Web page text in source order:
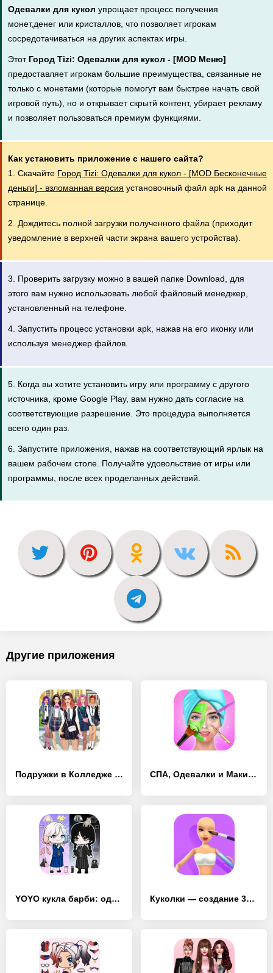
Одевалки для кукол упрощает процесс получения
монет,денег или кристаллов, что позволяет игрокам
сосредотачиваться на других аспектах игры.
Этот Город Tizi: Одевалки для кукол - [MOD Меню]
предоставляет игрокам большие преимущества, связанные не
только с монетами (которые помогут вам быстрее начать свой
игровой путь), но и открывает скрытй контент, убирает рекламу
и позволяет пользоваться премиум функциями.
Как установить приложение с нашего сайта?
1. Скачайте Город Tizi: Одевалки для кукол - [MOD Бесконечные
деньги] - взломанная версия установочный файл apk на данной
странице.
2. Дождитесь полной загрузки полученного файла (приходит
уведомление в верхней части экрана вашего устройства).
3. Проверить загрузку можно в вашей папке Download, для
этого вам нужно использовать любой файловый менеджер,
установленный на телефоне.
4. Запустить процесс установки apk, нажав на его иконку или
используя менеджер файлов.
5. Когда вы хотите установить игру или программу с другого
источника, кроме Google Play, вам нужно дать согласие на
соответствующие разрешение. Это процедура выполняется
всего один раз.
6. Запустите приложения, нажав на соответствующий ярлык на
вашем рабочем столе. Получайте удовольствие от игры или
программы, после всех проделанных действий.
Другие приложения
Подружки в Колледже - Одевалки - [MOD Много монет] СПА, Одевалки и Макияж Девочек - [MOD Много денег]
YOYO кукла барби: одевалки - [MOD Много монет] Куколки — создание 3D-кукол - [MOD Бесконечные деньги]